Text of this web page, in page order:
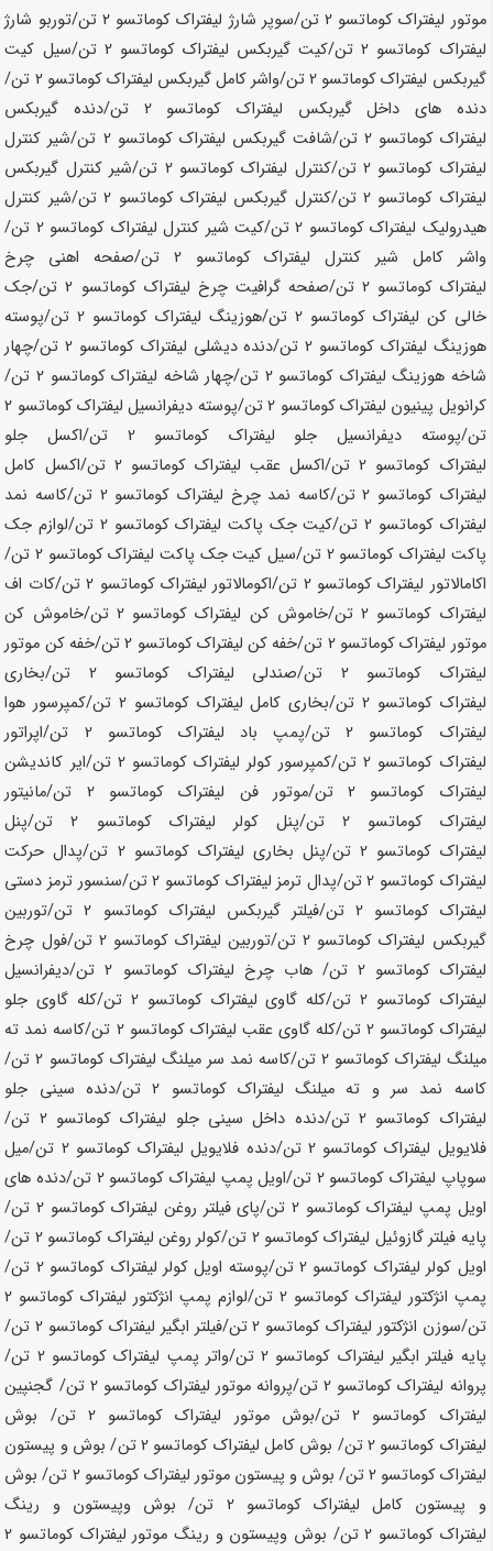
موتور لیفتراک کوماتسو 2 تن /سوپر شارژ لیفتراک کوماتسو 2 تن
/توربو شارژ
لیفتراک کوماتسو
/کیت گیربکس لیفتراک کوماتسو 2 تن
/سیل کیت
گیربکس لیفتراک کوماتسو
/واشر کامل گیربکس لیفتراک کوماتسو 2 تن
/
دنده های داخل گیربکس لیفتراک کوماتسو 2 تن
/دنده گیربکس
لیفتراک کوماتسو 2 تن /شافت گیربکس لیفتراک کوماتسو 2 تن
/شیر کنترل
لیفتراک کوماتسو 2 تن /کنترل لیفتراک کوماتسو 2 تن
/شیر کنترل گیربکس
لیفتراک کوماتسو 2 تن /کنترل گیربکس لیفتراک کوماتسو
/شیر کنترل
هیدرولیک لیفتراک کوماتسو
/کیت شیر کنترل لیفتراک کوماتسو 2 تن
/
واشر کامل شیر کنترل لیفتراک کوماتسو 2 تن
/صفحه اهنی چرخ
لیفتراک کوماتسو 2 تن /صفحه گرافیت چرخ لیفتراک کوماتسو
/جک
خالی کن لیفتراک کوماتسو 2 تن /هوزینگ لیفتراک کوماتسو
/پوسته
هوزینگ لیفتراک کوماتسو
/دنده دیشلی لیفتراک کوماتسو
/چهار
شاخه هوزینگ لیفتراک کوماتسو 2 تن /چهار شاخه لیفتراک کوماتسو 2 تن
/
کرانویل پینیون لیفتراک کوماتسو
/پوسته دیفرانسیل لیفتراک کوماتسو 2
تن/پوسته دیفرانسیل جلو لیفتراک کوماتسو 2 تن
/اکسل جلو
لیفتراک کوماتسو
/اکسل عقب لیفتراک کوماتسو 2 تن
/اکسل کامل
لیفتراک کوماتسو
/کاسه نمد چرخ لیفتراک کوماتسو 2 تن
/کاسه نمد
لیفتراک کوماتسو
/کیت جک پاکت لیفتراک کوماتسو 2 تن
/لوازم جک
پاکت لیفتراک کوماتسو 2 تن /سیل کیت جک پاکت لیفتراک کوماتسو
/
اکامالاتور لیفتراک کوماتسو 2 تن /اکومالاتور لیفتراک کوماتسو
/کات اف
لیفتراک کوماتسو
/خاموش کن لیفتراک کوماتسو 2 تن
/خاموش کن
موتور لیفتراک کوماتسو 2 تن /خفه کن لیفتراک کوماتسو
/خفه کن موتور
لیفتراک کوماتسو 2 تن /صندلی لیفتراک کوماتسو 2 تن
/بخاری
لیفتراک کوماتسو
/بخاری کامل لیفتراک کوماتسو
/کمپرسور هوا
لیفتراک کوماتسو
/پمپ باد لیفتراک کوماتسو 2 تن
/اپراتور
لیفتراک کوماتسو
/کمپرسور کولر لیفتراک کوماتسو 2 تن
/ایر کاندیشن
لیفتراک کوماتسو
/موتور فن لیفتراک کوماتسو 2 تن
/مانیتور
لیفتراک کوماتسو 2 تن /پنل کولر لیفتراک کوماتسو
/پنل
لیفتراک کوماتسو 2 تن /پنل بخاری لیفتراک کوماتسو 2 تن
/پدال حرکت
لیفتراک کوماتسو
/پدال ترمز لیفتراک کوماتسو
/سنسور ترمز دستی
لیفتراک کوماتسو 2 تن /فیلتر گیربکس لیفتراک کوماتسو
/توربین
گیربکس لیفتراک کوماتسو
/توربین لیفتراک کوماتسو 2 تن
/فول چرخ
لیفتراک کوماتسو 2 تن / هاب چرخ لیفتراک کوماتسو
/دیفرانسیل
لیفتراک کوماتسو 2 تن /کله گاوی لیفتراک کوماتسو 2 تن
/کله گاوی جلو
لیفتراک کوماتسو 2 تن /کله گاوی عقب لیفتراک کوماتسو 2 تن
/کاسه نمد ته
میلنگ لیفتراک کوماتسو 2 تن /کاسه نمد سر میلنگ لیفتراک کوماتسو
/
کاسه نمد سر و ته میلنگ لیفتراک کوماتسو
/دنده سینی جلو
لیفتراک کوماتسو 2 تن /دنده داخل سینی جلو لیفتراک کوماتسو 2 تن
/
فلایویل لیفتراک کوماتسو 2 تن /دنده فلایویل لیفتراک کوماتسو 2 تن
/میل
سوپاپ لیفتراک کوماتسو 2 تن /اویل پمپ لیفتراک کوماتسو 2 تن
/دنده های
اویل پمپ لیفتراک کوماتسو
/پای فیلتر روغن لیفتراک کوماتسو
/
پایه فیلتر گازوئیل لیفتراک کوماتسو 2 تن /کولر روغن لیفتراک کوماتسو 2 تن
/
اویل کولر لیفتراک کوماتسو
/پوسته اویل کولر لیفتراک کوماتسو 2 تن
/
پمپ انژکتور لیفتراک کوماتسو 2 تن /لوازم پمپ انژکتور لیفتراک کوماتسو 2
تن/سوزن انژکتور لیفتراک کوماتسو /فیلتر ابگیر لیفتراک کوماتسو
/
پایه فیلتر ابگیر لیفتراک کوماتسو
/واتر پمپ لیفتراک کوماتسو 2 تن
/
پروانه لیفتراک کوماتسو
/پروانه موتور لیفتراک کوماتسو 2 تن
/ گجنپین
لیفتراک کوماتسو
/بوش موتور لیفتراک کوماتسو 2 تن
/ بوش
لیفتراک کوماتسو 2 تن / بوش کامل لیفتراک کوماتسو 2 تن
/ بوش و پیستون
لیفتراک کوماتسو 2 تن / بوش و پیستون موتور لیفتراک کوماتسو 2 تن
/ بوش
و پیستون کامل لیفتراک کوماتسو 2 تن
/ بوش وپیستون و رینگ
لیفتراک کوماتسو
/ بوش وپیستون و رینگ موتور لیفتراک کوماتسو 2